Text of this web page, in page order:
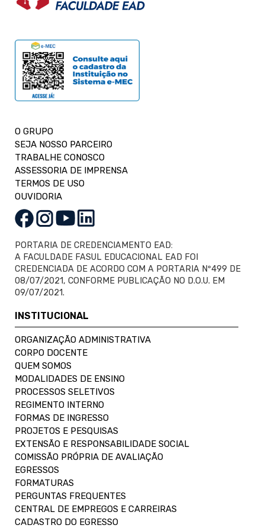
O GRUPO
SEJA NOSSO PARCEIRO
TRABALHE CONOSCO
ASSESSORIA DE IMPRENSA
TERMOS DE USO
OUVIDORIA
PORTARIA DE CREDENCIAMENTO EAD:
A FACULDADE FASUL EDUCACIONAL EAD FOI
CREDENCIADA DE ACORDO COM A PORTARIA Nº499 DE
08/07/2021, CONFORME PUBLICAÇÃO NO D.O.U. EM
09/07/2021.
INSTITUCIONAL
ORGANIZAÇÃO ADMINISTRATIVA
CORPO DOCENTE
QUEM SOMOS
MODALIDADES DE ENSINO
PROCESSOS SELETIVOS
REGIMENTO INTERNO
FORMAS DE INGRESSO
PROJETOS E PESQUISAS
EXTENSÃO E RESPONSABILIDADE SOCIAL
COMISSÃO PRÓPRIA DE AVALIAÇÃO
EGRESSOS
FORMATURAS
PERGUNTAS FREQUENTES
CENTRAL DE EMPREGOS E CARREIRAS
CADASTRO DO EGRESSO